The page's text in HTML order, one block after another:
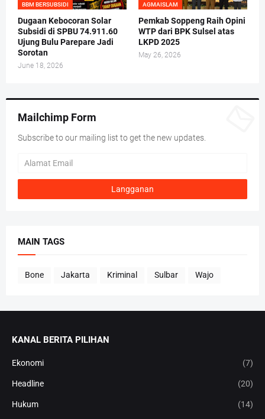
BBM BERSUBSIDI
Dugaan Kebocoran Solar
Subsidi di SPBU 74.911.60
Ujung Bulu Parepare Jadi
Sorotan
June 18, 2026
AGMAISLAM
Pemkab Soppeng Raih Opini
WTP dari BPK Sulsel atas
LKPD 2025
May 26, 2026
Mailchimp Form
Subscribe to our mailing list to get the new updates.
MAIN TAGS
Bone Jakarta Kriminal Sulbar Wajo
KANAL BERITA PILIHAN
Ekonomi (7)
Headline (20)
Hukum (14)